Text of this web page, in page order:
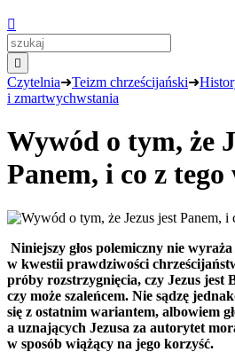


Czytelnia➜Teizm chrześcijański➜
i zmartwychwstania
Wywód o tym, że
Panem, i co z
Niniejszy głos polemiczny nie
w kwestii prawdziwości
próby rozstrzygnięcia, czy Jezus jest
czy może szaleńcem. Nie sądzę
się z ostatnim wariantem, albowiem
a uznających Jezusa za autorytet
w sposób wiążący na jego korzyść.